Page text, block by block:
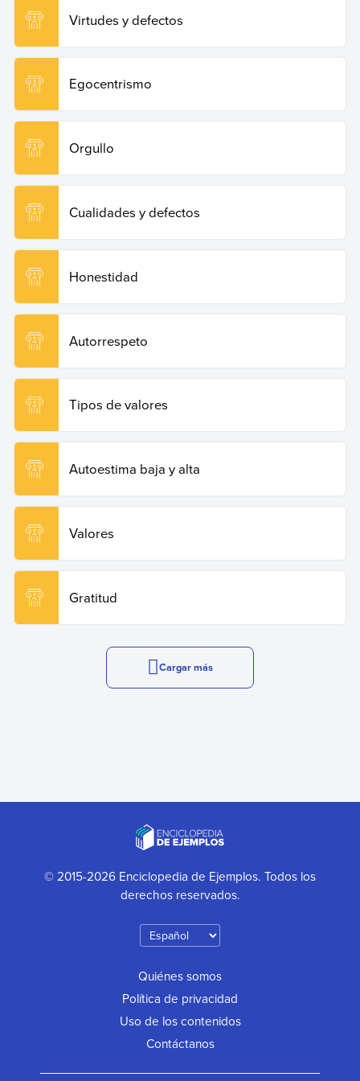
Virtudes y defectos
Egocentrismo
Orgullo
Cualidades y defectos
Honestidad
Autorrespeto
Tipos de valores
Autoestima baja y alta
Valores
Gratitud
Cargar más
© 2015-2026 Enciclopedia de Ejemplos. Todos los
derechos reservados.
Quiénes somos
Política de privacidad
Uso de los contenidos
Contáctanos